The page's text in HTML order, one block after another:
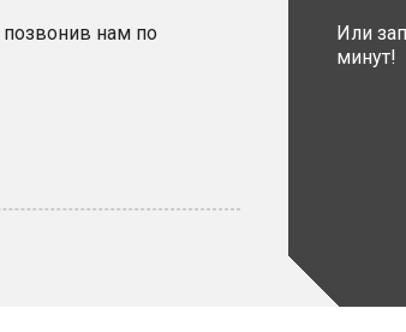
позвонив нам по
Или
минут!